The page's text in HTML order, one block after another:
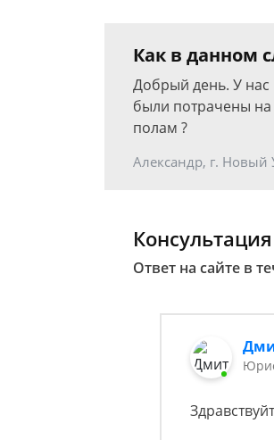
Как в данном
Добрый день. У нас
были потрачены на
полам ?
Александр, г. Новый
Ответ на сайте в